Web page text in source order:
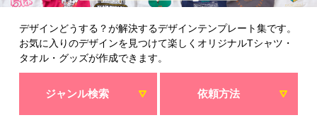
デザインどうする？が解決するデザインテンプレート集です。
お気に入りのデザインを見つけて楽しくオリジナルTシャツ・
タオル・グッズが作成できます。
ジャンル検索 依頼方法